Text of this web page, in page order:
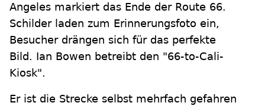
Angeles markiert das Ende der Route 66.
Schilder laden zum Erinnerungsfoto ein,
Besucher drängen sich für das perfekte
Bild. Ian Bowen betreibt den "66-to-Cali-
Kiosk".
Er ist die Strecke selbst mehrfach gefahren